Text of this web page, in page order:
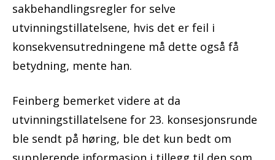
sakbehandlingsregler for selve
utvinningstillatelsene, hvis det er feil i
konsekvensutredningene må dette også få
betydning, mente han.
Feinberg bemerket videre at da
utvinningstillatelsene for 23. konsesjonsrunde
ble sendt på høring, ble det kun bedt om